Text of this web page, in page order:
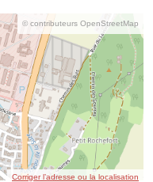
© contributeurs OpenStreetMap
Corriger l’adresse ou la localisation